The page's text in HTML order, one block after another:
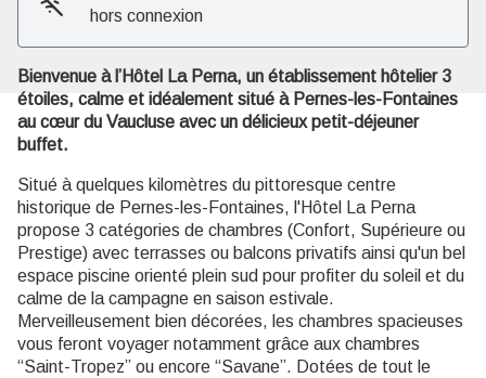
hors connexion
Bienvenue à l’Hôtel La Perna, un établissement hôtelier 3
étoiles, calme et idéalement situé à Pernes-les-Fontaines
au cœur du Vaucluse avec un délicieux petit-déjeuner
buffet.
Situé à quelques kilomètres du pittoresque centre
historique de Pernes-les-Fontaines, l'Hôtel La Perna
propose 3 catégories de chambres (Confort, Supérieure ou
Prestige) avec terrasses ou balcons privatifs ainsi qu'un bel
espace piscine orienté plein sud pour profiter du soleil et du
calme de la campagne en saison estivale.
Merveilleusement bien décorées, les chambres spacieuses
vous feront voyager notamment grâce aux chambres
“Saint-Tropez” ou encore “Savane”. Dotées de tout le